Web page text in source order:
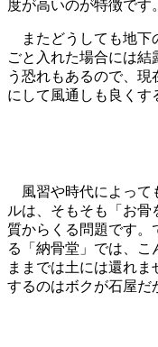
度が高いのが特徴です。
またどうしても地下
ごと入れた場合には結
う恐れもあるので、
にして風通しも良くす
風習や時代によって
ルは、そもそも「お
質からくる問題です。
る「納骨堂」では、
ままでは土には還れ
するのはボクが石屋だ